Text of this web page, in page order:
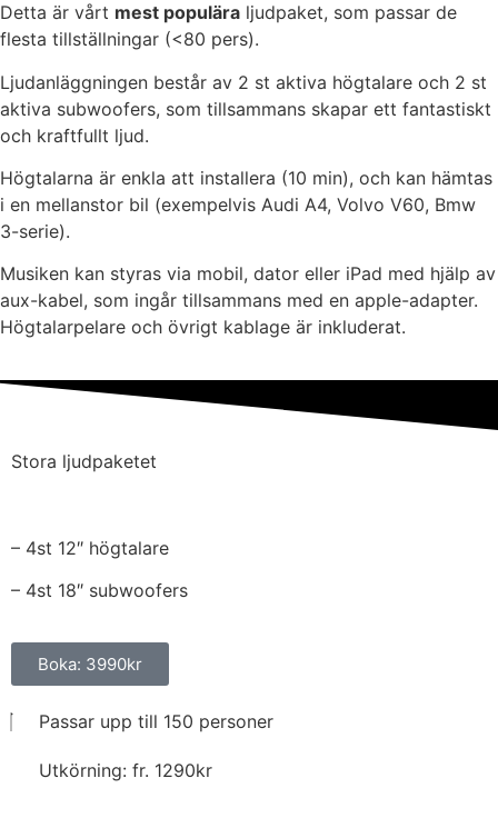
Detta är vårt mest populära ljudpaket, som passar de
flesta tillställningar (<80 pers).
Ljudanläggningen består av 2 st aktiva högtalare och 2 st
aktiva subwoofers, som tillsammans skapar ett fantastiskt
och kraftfullt ljud.
Högtalarna är enkla att installera (10 min), och kan hämtas
i en mellanstor bil (exempelvis Audi A4, Volvo V60, Bmw
3-serie).
Musiken kan styras via mobil, dator eller iPad med hjälp av
aux-kabel, som ingår tillsammans med en apple-adapter.
Högtalarpelare och övrigt kablage är inkluderat.
Stora ljudpaketet
– 4st 12″ högtalare
– 4st 18″ subwoofers
Boka: 3990kr
Passar upp till 150 personer
Utkörning: fr. 1290kr